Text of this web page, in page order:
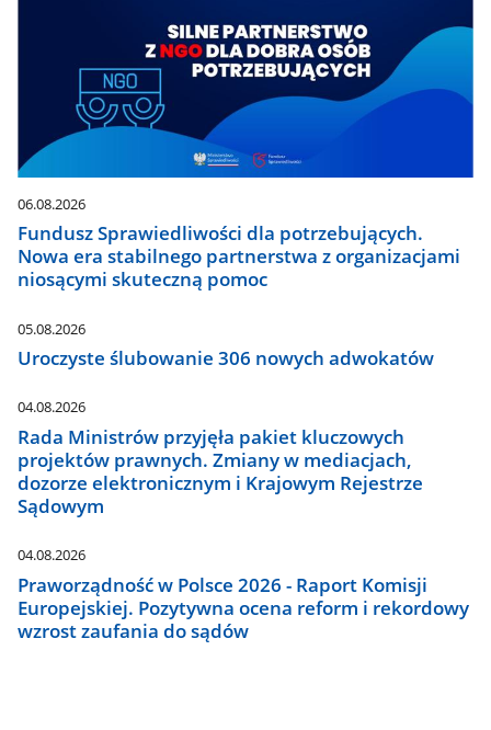
06.08.2026
Fundusz Sprawiedliwości dla potrzebujących.
Nowa era stabilnego partnerstwa z organizacjami
niosącymi skuteczną pomoc
05.08.2026
Uroczyste ślubowanie 306 nowych adwokatów
04.08.2026
Rada Ministrów przyjęła pakiet kluczowych
projektów prawnych. Zmiany w mediacjach,
dozorze elektronicznym i Krajowym Rejestrze
Sądowym
04.08.2026
Praworządność w Polsce 2026 - Raport Komisji
Europejskiej. Pozytywna ocena reform i rekordowy
wzrost zaufania do sądów